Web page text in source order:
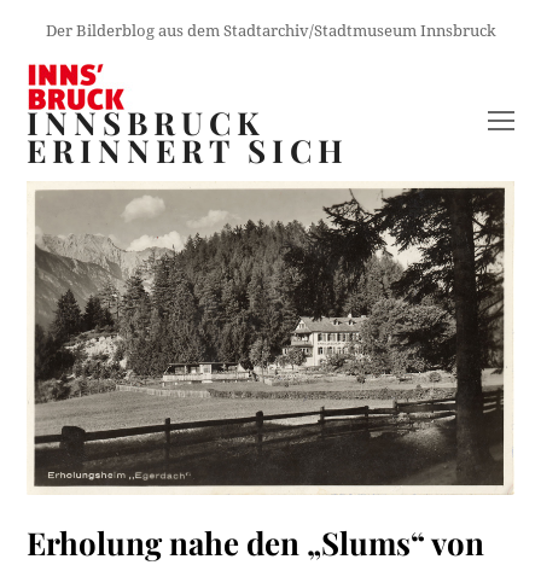
Der Bilderblog aus dem Stadtarchiv/Stadtmuseum Innsbruck
INNSBRUCK
ERINNERT SICH
Erholung nahe den „Slums“ von